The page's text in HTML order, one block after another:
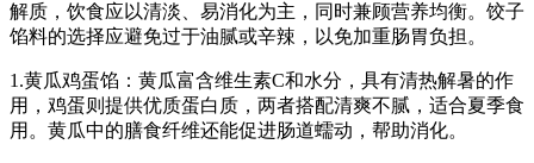
解质，饮食应以清淡、易消化为主，同时兼顾营养均衡。饺子
馅料的选择应避免过于油腻或辛辣，以免加重肠胃负担。
1.黄瓜鸡蛋馅：黄瓜富含维生素C和水分，具有清热解暑的作
用，鸡蛋则提供优质蛋白质，两者搭配清爽不腻，适合夏季食
用。黄瓜中的膳食纤维还能促进肠道蠕动，帮助消化。